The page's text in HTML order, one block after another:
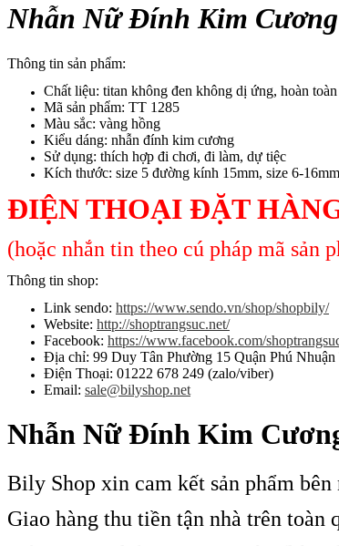
số
lượng
Nhẫn Nữ Đính Kim
Thông tin sản phẩm:
Chất liệu: titan không đen không dị ứng, hoàn
Mã sản phẩm: TT 1285
Màu sắc: vàng hồng
Kiểu dáng: nhẫn đính kim cương
Sử dụng: thích hợp đi chơi, đi làm, dự tiệc
Kích thước: size 5 đường kính 15mm, size 6-
ĐIỆN THOẠI ĐẶT
(hoặc nhắn tin theo cú pháp mã sản
Thông tin shop:
Link sendo: https://www.sendo.vn/shop/shopbily/
Website: http://shoptrangsuc.net/
Facebook: https://www.facebook.com/
Địa chỉ: 99 Duy Tân Phường 15 Quận Phú
Điện Thoại: 01222 678 249 (zalo/viber)
Email: sale@bilyshop.net
Nhẫn Nữ Đính Kim
Bily Shop xin cam kết sản phẩm
Giao hàng thu tiền tận nhà trên toàn